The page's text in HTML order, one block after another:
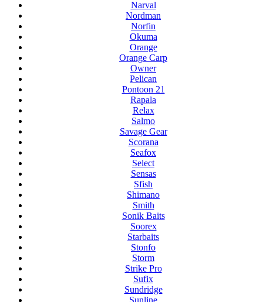
Narval
Nordman
Norfin
Okuma
Orange
Orange Carp
Owner
Pelican
Pontoon 21
Rapala
Relax
Salmo
Savage Gear
Scorana
Seafox
Select
Sensas
Sfish
Shimano
Smith
Sonik Baits
Soorex
Starbaits
Stonfo
Storm
Strike Pro
Sufix
Sundridge